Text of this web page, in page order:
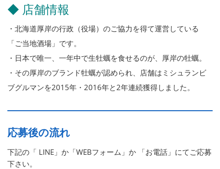
◆ 店舗情報
・北海道厚岸の行政（役場）のご協力を得て運営している
「ご当地酒場」です。
・日本で唯一、一年中で生牡蠣を食せるのが、厚岸の牡蠣。
・その厚岸のブランド牡蠣が認められ、店舗はミシュランビ
ブグルマンを2015年・2016年と2年連続獲得しました。
応募後の流れ
下記の「 LINE」か「WEBフォーム」か 「お電話」にてご応募
下さい。